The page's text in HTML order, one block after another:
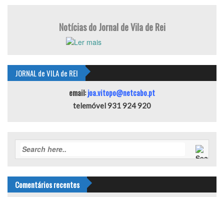
Notícias do Jornal de Vila de Rei
JORNAL de VILA de REI
email:joa.vitopo@netcabo.pt
telemóvel 931 924 920
Comentários recentes